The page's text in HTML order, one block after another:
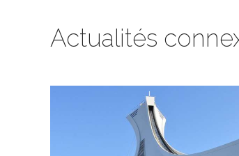
Actualités